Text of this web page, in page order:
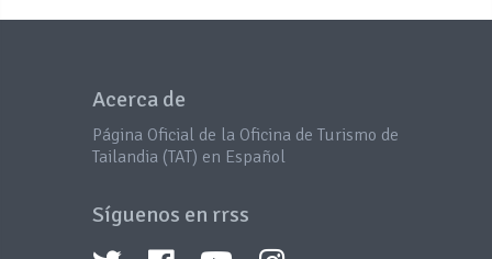
Acerca de
Página Oficial de la Oficina de Turismo de
Tailandia (TAT) en Español
Síguenos en rrss